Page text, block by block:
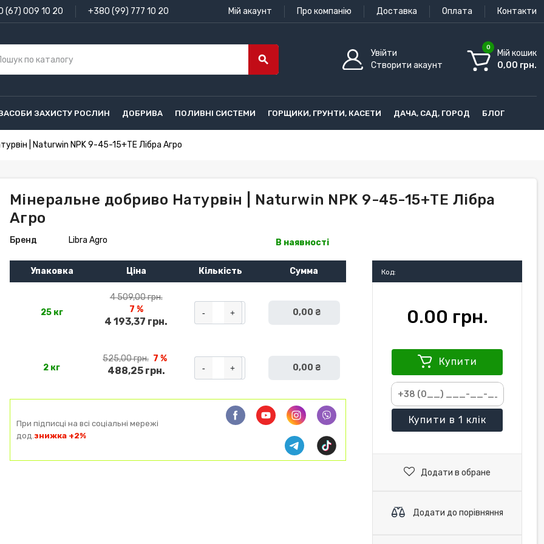
(67) 009 10 20 +380 (99) 777 10 20 Мій акаунт Про компанію Доставка Оплата Контакти
search
Увійти
Створити акаунт
0
Мій кошик
0,00 грн.
ЗАХИСТУ РОСЛИН ДОБРИВА ПОЛИВНІ СИСТЕМИ ГОРЩИКИ, ГРУНТИ, КАСЕТИ ДАЧА, САД, ГОРОД БЛОГ
| Naturwin NPK 9-45-15+TE Лібра Агро
Мінеральне добриво Натурвін | Naturwin NPK 9-45-15+TE Лібра
Агро
Бренд Libra Agro В наявності
Упаковка Ціна Кількість Сумма
25 кг
4 509,00 грн.
7 %
4 193,37 грн.
+ 0,00 ₴
2 кг
525,00 грн. 7 %
488,25 грн. + 0,00 ₴
При підписці на всі соціальні мережі
дод.знижка +2%
Код:
0.00 грн.
Купити
Купити в 1 клік
Додати в обране
Додати до порівняння